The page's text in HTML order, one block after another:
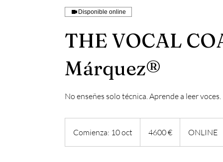
Disponible online
THE VOCAL
Márquez®
No enseñes solo técnica. Aprende a leer voces.
Comienza: 10 oct
o
4600 € ONLINE